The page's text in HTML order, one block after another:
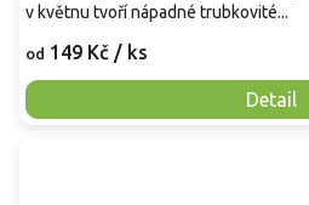
od 149 Kč / ks
Detail
v květnu tvoří nápadné trubkovité...